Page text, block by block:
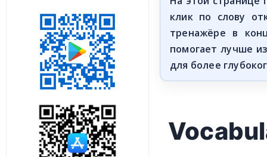
клик по слову
тренажёре в
помогает лучше
для более